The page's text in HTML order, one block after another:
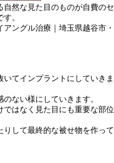
自然な見た目のものが自費のセ
。
ングル治療｜埼玉県越谷市・
てインプラントにしていきま
ない様にしていきます。
はなく見た目にも重要な部位
して最終的な被せ物を作って